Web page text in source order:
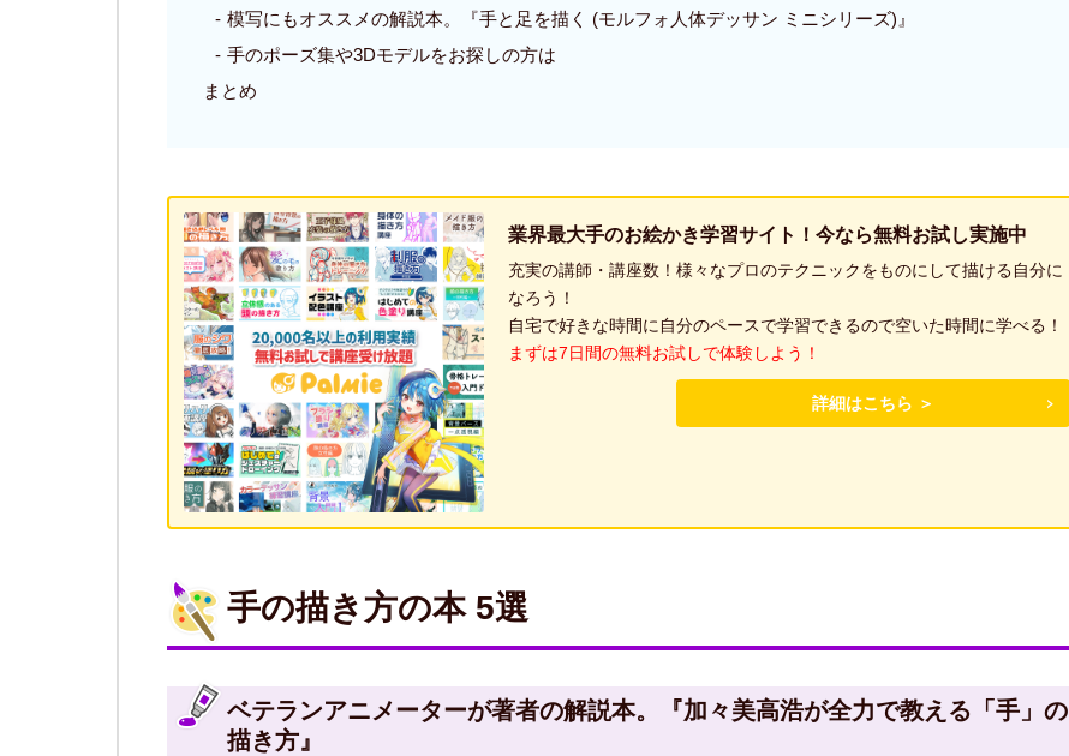
模写にもオススメの解説本。『手と足を描く (モルフォ人体デッサン ミニシリーズ)』
手のポーズ集や3Dモデルをお探しの方は
まとめ
業界最大手のお絵かき学習サイト！今なら無料お試し実施中
充実の講師・講座数！様々なプロのテクニックをものにして描ける自分に
なろう！
自宅で好きな時間に自分のペースで学習できるので空いた時間に学べる！
まずは7日間の無料お試しで体験しよう！
詳細はこちら ＞
手の描き方の本 5選
ベテランアニメーターが著者の解説本。『加々美高浩が全力で教える「手」の
描き方』